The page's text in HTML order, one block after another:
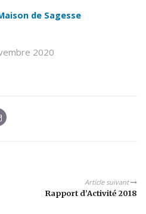
de Sagesse
2020
Article suivant
Rapport d’Activité 2018